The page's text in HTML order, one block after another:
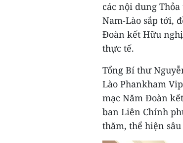
các nội dung
Nam-Lào sắp tới,
Đoàn kết Hữu
thực tế.
Tổng Bí thư
Lào Phankham
mạc Năm Đoàn
ban Liên Chính
thăm, thể hiện